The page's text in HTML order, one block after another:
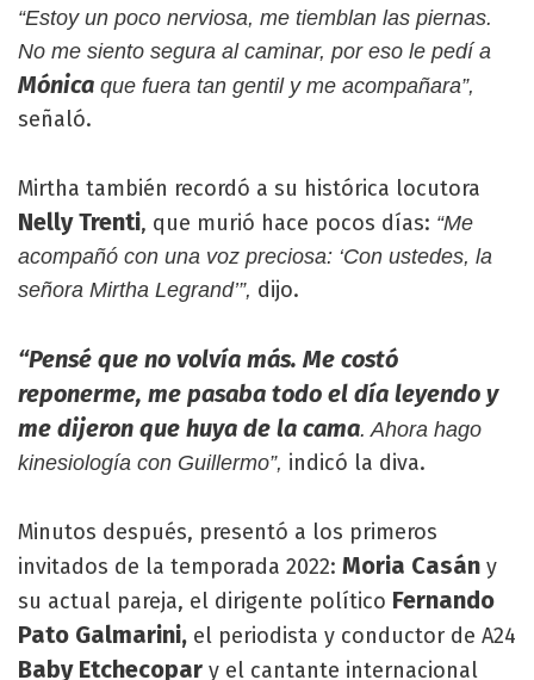
“Estoy un poco nerviosa, me tiemblan las piernas.
No me siento segura al caminar, por eso le pedí a
Mónica que fuera tan gentil y me acompañara”,
señaló.
Mirtha también recordó a su histórica locutora
Nelly Trenti, que murió hace pocos días: “Me
acompañó con una voz preciosa: ‘Con ustedes, la
señora Mirtha Legrand’”, dijo.
“Pensé que no volvía más. Me costó
reponerme, me pasaba todo el día leyendo y
me dijeron que huya de la cama. Ahora hago
kinesiología con Guillermo”, indicó la diva.
Minutos después, presentó a los primeros
invitados de la temporada 2022: Moria Casán y
su actual pareja, el dirigente político Fernando
Pato Galmarini, el periodista y conductor de A24
Baby Etchecopar y el cantante internacional